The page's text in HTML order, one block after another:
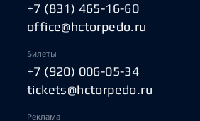
+7 (831) 465-16-60
office@hctorpedo.ru
Билеты
+7 (920) 006-05-34
tickets@hctorpedo.ru
Реклама